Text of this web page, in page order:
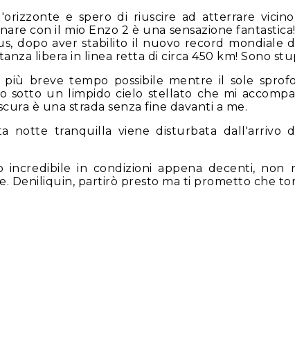
e spero di riuscire ad atterrare
con il mio Enzo 2 è una sensazione
dopo aver stabilito il nuovo record mondiale
libera in linea retta di circa 450 km! Sono
breve tempo possibile mentre il sole
sotto un limpido cielo stellato che mi
è una strada senza fine davanti a me.
notte tranquilla viene disturbata dall'arrivo
in condizioni appena decenti, non
Deniliquin, partirò presto ma ti prometto che